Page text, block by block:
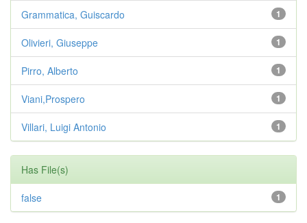
1
Grammatica, Guiscardo
1
Olivieri, Giuseppe
1
Pirro, Alberto
1
Viani,Prospero
1
Villari, Luigi Antonio
Has File(s)
1
false